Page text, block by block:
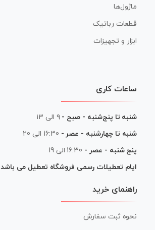
ماژول‌ها
قطعات رباتیک
ابزار و تجهیزات
ساعات کاری
شنبه تا پنج‌شنبه - صبح - ۹ الی ۱۳
شنبه تا چهارشنبه - عصر - 16:30 الی 20
پنج شنبه - عصر - 16:30 الی 19
ایام تعطیلات رسمی فروشگاه تعطیل می باشد
راهنمای خرید
نحوه ثبت سفارش